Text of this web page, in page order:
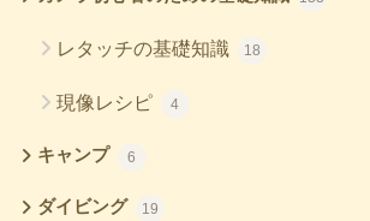
レタッチの基礎知識 18
現像レシピ 4
キャンプ 6
ダイビング 19